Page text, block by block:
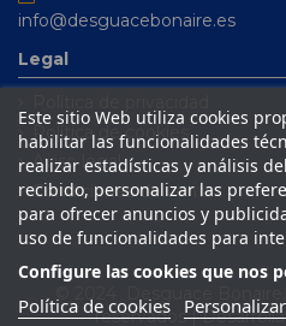
info@desguacebonaire.es
Legal
Política de cookies
Aviso legal
Condiciones de venta
Este sitio Web utiliza cookies
habilitar las funcionalidades
realizar estadísticas y análisis
recibido, personalizar las
para ofrecer anuncios y
uso de funcionalidades para
Configure las cookies que nos
Política de cookies
reservados |